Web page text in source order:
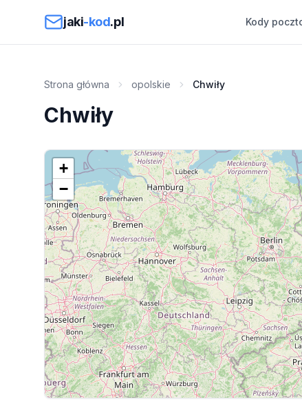
jaki-kod.pl Kody
Strona główna opolskie Chwiły
Chwiły
+
−